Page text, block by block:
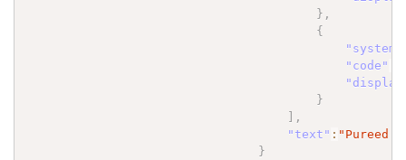
} ,
{
"system"
"code"
}
] ,
"text" : "Pureed
}